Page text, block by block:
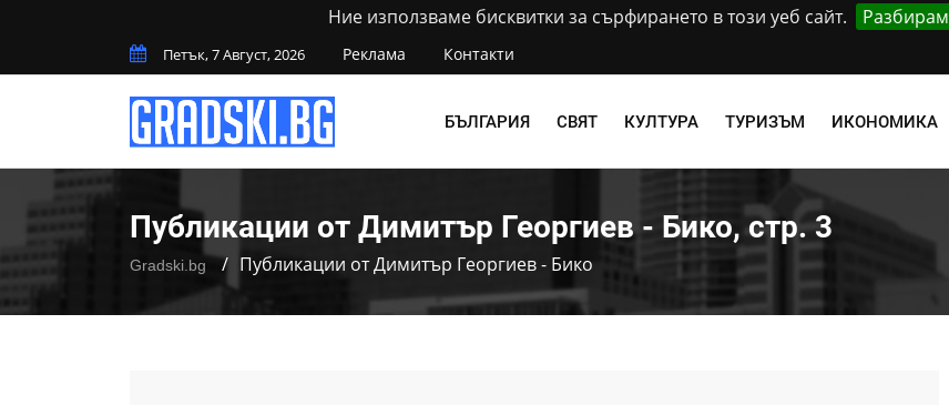
Ние използваме бисквитки за сърфирането в този уеб сайт. Разбирам
Петък, 7 Август, 2026 Реклама Контакти
БЪЛГАРИЯ СВЯТ КУЛТУРА ТУРИЗЪМ ИКОНОМИКА
Публикации от Димитър Георгиев - Бико, стр. 3
Gradski.bg Публикации от Димитър Георгиев - Бико